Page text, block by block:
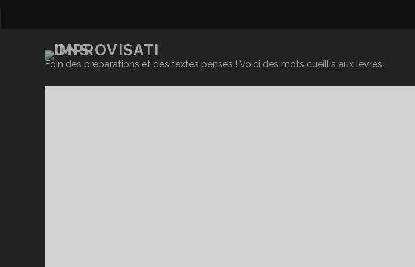
Foin des préparations et des textes pensés ! Voici des mots cueillis aux lèvres.